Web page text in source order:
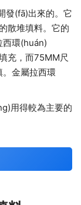
(fā)出來的。它
堆填料。它的
西環(huán)
充，而75MM尺
。金屬拉西環
用得較為主要的